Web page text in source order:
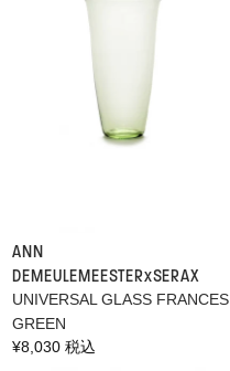
ANN
DEMEULEMEESTER×SERAX
UNIVERSAL GLASS FRANCES
GREEN
通
¥8,030 税込